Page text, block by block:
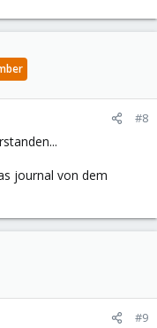
#8
journal von dem
#9